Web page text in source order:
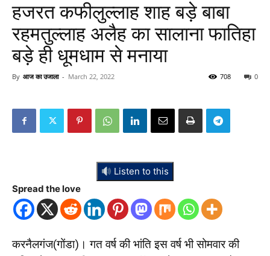
हजरत कफीलुल्लाह शाह बड़े बाबा
रहमतुल्लाह अलैह का सालाना फातिहा
बड़े ही धूमधाम से मनाया
By आज का उजाला - March 22, 2022 0
708
Listen to this
Spread the love
करनैलगंज(गोंडा)। गत वर्ष की भांति इस वर्ष भी सोमवार की